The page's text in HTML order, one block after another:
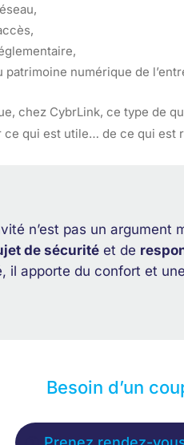
patrimoine numérique de
chez CybrLink, ce type de
ce qui est utile… de ce qui est
n’est pas un argument
de sécurité et de
il apporte du confort et
Besoin d’un